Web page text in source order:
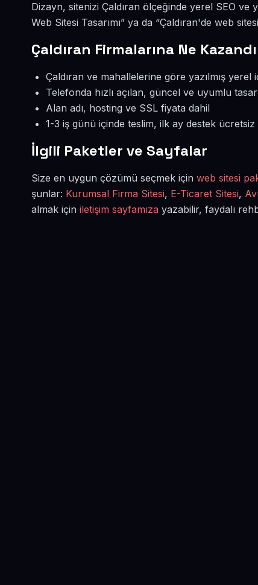
Dizayn, sitenizi Çaldıran ölçeğinde yerel SEO
Web Sitesi Tasarımı” ya da “Çaldıran'de web
Çaldıran Firmalarına Ne
Çaldıran ve mahallelerine göre yazılmış yerel
Telefonda hızlı açılan, güncel ve uyumlu
Alan adı, hosting ve SSL fiyata dahil
1-3 iş günü içinde teslim, ilk ay destek ücretsiz
İlgili Paketler ve Sayfalar
Size en uygun çözümü seçmek için web sitesi
şunlar: Kurumsal Firma Sitesi, E-Ticaret Sitesi,
almak için iletişim sayfamıza yazabilir, faydalı